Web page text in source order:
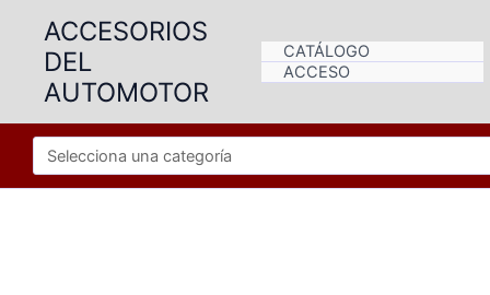
contenido
ACCESORIOS
DEL
AUTOMOTOR
CATÁLOGO
ACCESO